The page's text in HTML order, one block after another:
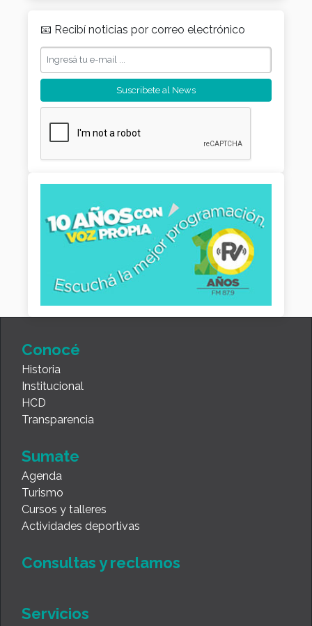
📧 Recibí noticias por correo electrónico
Conocé
Historia
Institucional
HCD
Transparencia
Sumate
Agenda
Turismo
Cursos y talleres
Actividades deportivas
Consultas y reclamos
Servicios